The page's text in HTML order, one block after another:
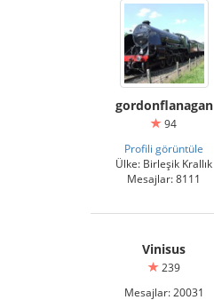
gordonflanagan
94
Profili görüntüle
Ülke: Birleşik Krallık
Mesajlar: 8111
Vinisus
239
Mesajlar: 20031